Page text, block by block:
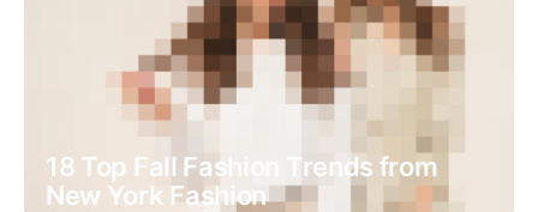
18 Top Fall Fashion Trends from
New York Fashion